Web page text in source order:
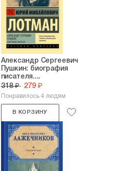
Александр Сергеевич
Пушкин: биография
писателя....
318 ₽ 279 ₽
Понравилось 4 людям
В КОРЗИНУ